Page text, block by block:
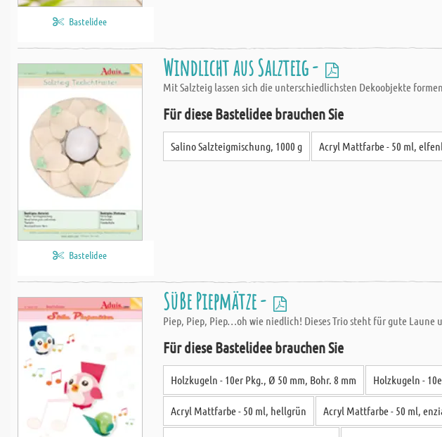
Bastelidee
Bastelidee
Windlicht aus Salzteig -
Mit Salzteig lassen sich die unterschiedlichsten Dekoobjekte
Für diese Bastelidee brauchen Sie
Salino Salzteigmischung, 1000 g Acryl Mattfarbe - 50 ml,
Süße Piepmätze -
Piep, Piep, Piep…oh wie niedlich! Dieses Trio steht für gute Laune
Für diese Bastelidee brauchen Sie
Holzkugeln - 10er Pkg., Ø 50 mm, Bohr. 8 mm Holzkugeln -
Acryl Mattfarbe - 50 ml, hellgrün Acryl Mattfarbe - 50 ml,